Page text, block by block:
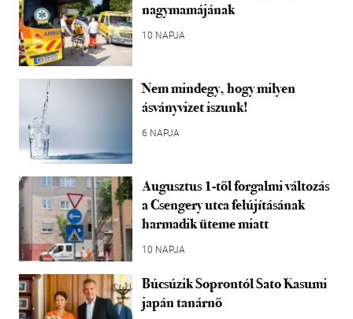
nagymamájának
10 NAPJA
Nem mindegy, hogy milyen
ásványvizet iszunk!
6 NAPJA
Augusztus 1-től forgalmi változás
a Csengery utca felújításának
harmadik üteme miatt
10 NAPJA
Búcsúzik Soprontól Sato Kasumi
japán tanárnő